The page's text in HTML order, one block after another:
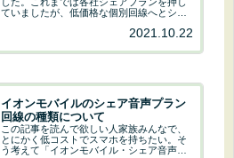
ていましたが、低価格な個別回線へとシフ
イルはシェアプランに力を入れている貴重
ェアプラ...
2021.10.22
イオンモバイルのシェア音声プラン
回線の種類について
この記事を読んで欲しい人家族みんなで、
とにかく低コストでスマホを持ちたい。そ
う考えて「イオンモバイル・シェア音声プ